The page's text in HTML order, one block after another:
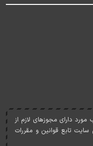
دارای مجوزهای لازم از
تابع قوانين و مقررات